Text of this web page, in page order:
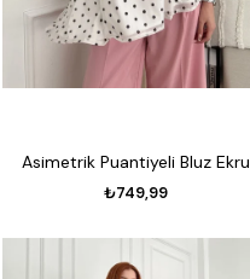
Asimetrik Puantiyeli Bluz Ekru
₺749,99